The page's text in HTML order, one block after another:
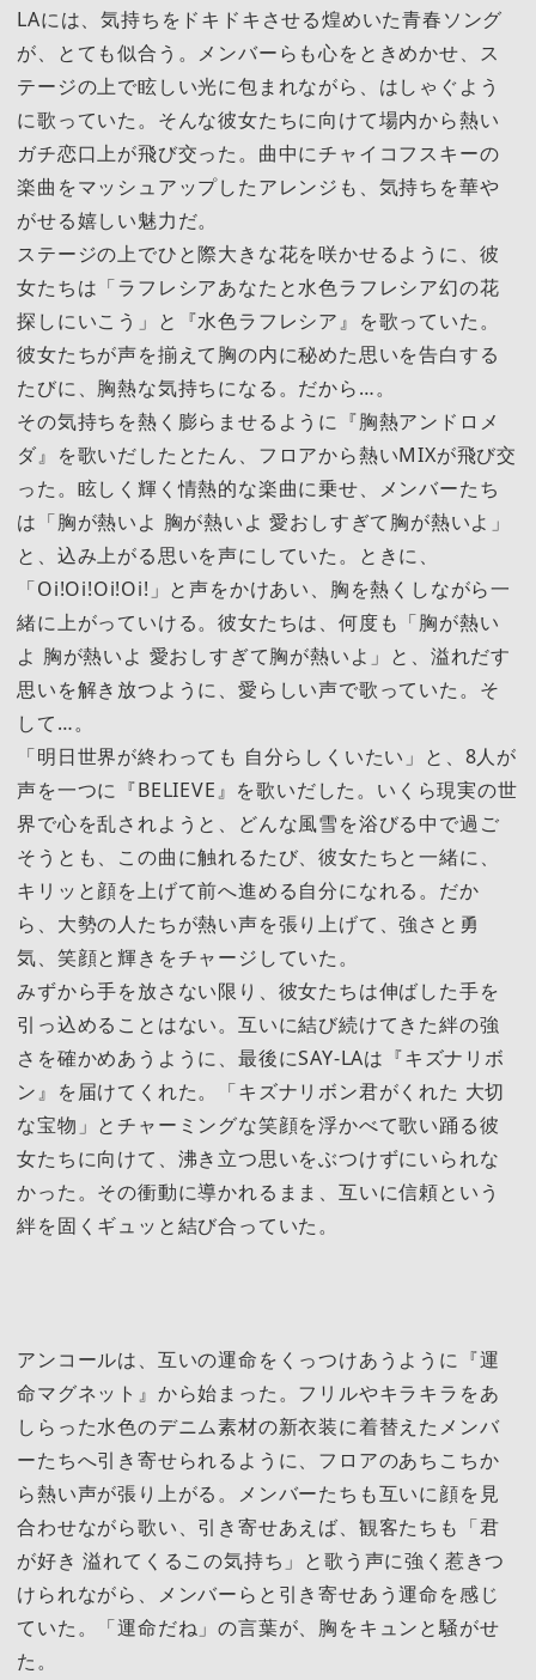
LAには、気持ちをドキドキさせる煌めいた青春ソング
が、とても似合う。メンバーらも心をときめかせ、ス
テージの上で眩しい光に包まれながら、はしゃぐよう
に歌っていた。そんな彼女たちに向けて場内から熱い
ガチ恋口上が飛び交った。曲中にチャイコフスキーの
楽曲をマッシュアップしたアレンジも、気持ちを華や
がせる嬉しい魅力だ。
ステージの上でひと際大きな花を咲かせるように、彼
女たちは「ラフレシアあなたと水色ラフレシア幻の花
探しにいこう」と『水色ラフレシア』を歌っていた。
彼女たちが声を揃えて胸の内に秘めた思いを告白する
たびに、胸熱な気持ちになる。だから…。
その気持ちを熱く膨らませるように『胸熱アンドロメ
ダ』を歌いだしたとたん、フロアから熱いMIXが飛び交
った。眩しく輝く情熱的な楽曲に乗せ、メンバーたち
は「胸が熱いよ 胸が熱いよ 愛おしすぎて胸が熱いよ」
と、込み上がる思いを声にしていた。ときに、
「Oi!Oi!Oi!Oi!」と声をかけあい、胸を熱くしながら一
緒に上がっていける。彼女たちは、何度も「胸が熱い
よ 胸が熱いよ 愛おしすぎて胸が熱いよ」と、溢れだす
思いを解き放つように、愛らしい声で歌っていた。そ
して…。
「明日世界が終わっても 自分らしくいたい」と、8人が
声を一つに『BELIEVE』を歌いだした。いくら現実の世
界で心を乱されようと、どんな風雪を浴びる中で過ご
そうとも、この曲に触れるたび、彼女たちと一緒に、
キリッと顔を上げて前へ進める自分になれる。だか
ら、大勢の人たちが熱い声を張り上げて、強さと勇
気、笑顔と輝きをチャージしていた。
みずから手を放さない限り、彼女たちは伸ばした手を
引っ込めることはない。互いに結び続けてきた絆の強
さを確かめあうように、最後にSAY-LAは『キズナリボ
ン』を届けてくれた。「キズナリボン君がくれた 大切
な宝物」とチャーミングな笑顔を浮かべて歌い踊る彼
女たちに向けて、沸き立つ思いをぶつけずにいられな
かった。その衝動に導かれるまま、互いに信頼という
絆を固くギュッと結び合っていた。
アンコールは、互いの運命をくっつけあうように『運
命マグネット』から始まった。フリルやキラキラをあ
しらった水色のデニム素材の新衣装に着替えたメンバ
ーたちへ引き寄せられるように、フロアのあちこちか
ら熱い声が張り上がる。メンバーたちも互いに顔を見
合わせながら歌い、引き寄せあえば、観客たちも「君
が好き 溢れてくるこの気持ち」と歌う声に強く惹きつ
けられながら、メンバーらと引き寄せあう運命を感じ
ていた。「運命だね」の言葉が、胸をキュンと騒がせ
た。